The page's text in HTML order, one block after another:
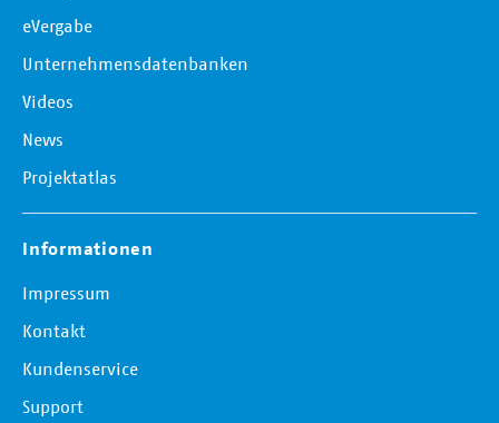
eVergabe
Unternehmensdatenbanken
Videos
News
Projektatlas
Informationen
Impressum
Kontakt
Kundenservice
Support